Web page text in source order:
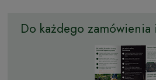
Do każdego